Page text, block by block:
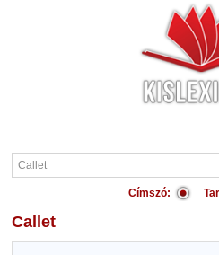
Címszó:
Callet